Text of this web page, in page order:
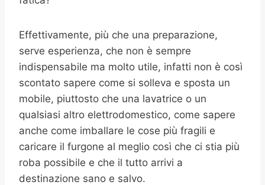
Effettivamente, più che una preparazione,
serve esperienza, che non è sempre
indispensabile ma molto utile, infatti non è così
scontato sapere come si solleva e sposta un
mobile, piuttosto che una lavatrice o un
qualsiasi altro elettrodomestico, come sapere
anche come imballare le cose più fragili e
caricare il furgone al meglio così che ci stia più
roba possibile e che il tutto arrivi a
destinazione sano e salvo.